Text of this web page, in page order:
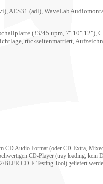
AES31 (adl), WaveLab
(33/45 upm, 7"|10"|12"),
rückseitenmattiert,
Audio Format (oder CD-Extra,
CD-Player (tray loading; kein
BLER CD-R Testing Tool) geliefert